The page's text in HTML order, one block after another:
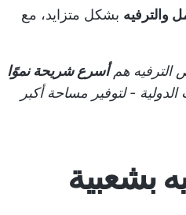
والترفيه بشكل متزايد، مع
الترفيه همأسرع شريحة نموًا
- لتوفير مساحة أكبر
بشعبية